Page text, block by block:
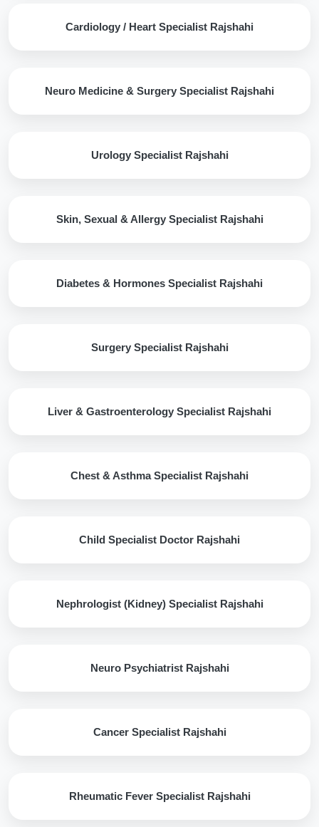
Cardiology / Heart Specialist Rajshahi
Neuro Medicine & Surgery Specialist Rajshahi
Urology Specialist Rajshahi
Skin, Sexual & Allergy Specialist Rajshahi
Diabetes & Hormones Specialist Rajshahi
Surgery Specialist Rajshahi
Liver & Gastroenterology Specialist Rajshahi
Chest & Asthma Specialist Rajshahi
Child Specialist Doctor Rajshahi
Nephrologist (Kidney) Specialist Rajshahi
Neuro Psychiatrist Rajshahi
Cancer Specialist Rajshahi
Rheumatic Fever Specialist Rajshahi